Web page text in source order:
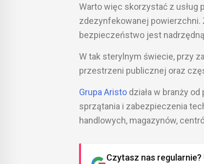
Warto więc skorzystać z
zdezynfekowanej powierzchni.
bezpieczeństwo jest
W tak sterylnym świecie, przy
przestrzeni publicznej oraz
Grupa Aristo działa w branży
sprzątania i zabezpieczenia
handlowych, magazynów,
Czytasz nas